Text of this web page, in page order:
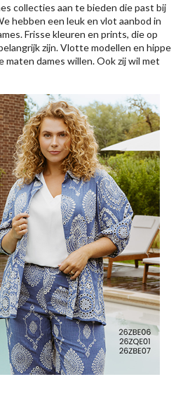
collecties aan te bieden die past bij
hebben een leuk en vlot aanbod in
Frisse kleuren en prints, die op
zijn. Vlotte modellen en hippe
dames willen. Ook zij wil met